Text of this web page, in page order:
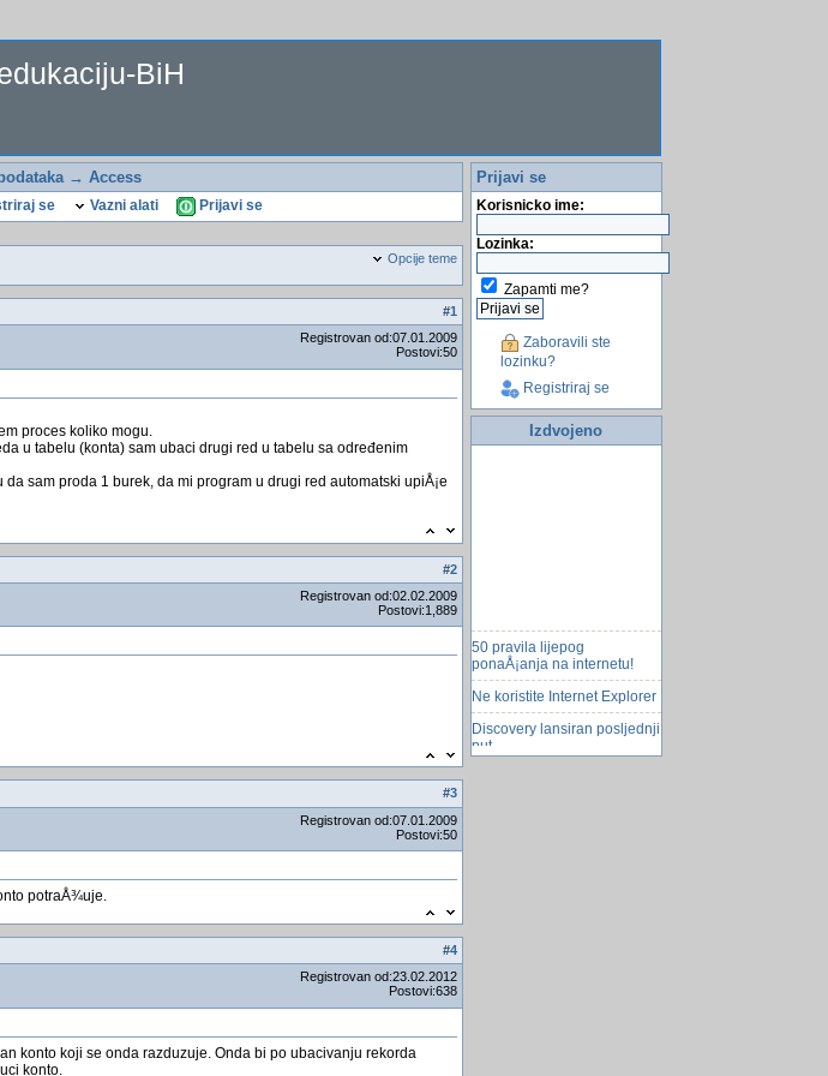
BiH
→ Access
se Vazni alati Prijavi se
Opcije teme
#1
Registrovan od:07.01.2009
Postovi:50
proces koliko mogu.
u tabelu (konta) sam ubaci drugi red u tabelu sa određenim
sam proda 1 burek, da mi program u drugi red automatski upiÅ¡e
#2
Registrovan od:02.02.2009
Postovi:1,889
#3
Registrovan od:07.01.2009
Postovi:50
potraÅ¾uje.
#4
Registrovan od:23.02.2012
Postovi:638
konto koji se onda razduzuje. Onda bi po ubacivanju rekorda
konto.
Prijavi se
Korisnicko ime:
Lozinka:
Zapamti me?
Zaboravili ste
lozinku?
Registriraj se
Izdvojeno
50 pravila lijepog
ponaÅ¡anja na internetu!
Ne koristite Internet Explorer
Discovery lansiran posljednji
put